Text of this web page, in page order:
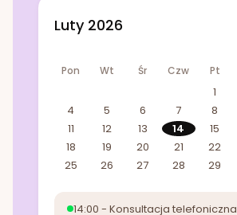
Luty 2026
Pon Wt Śr Czw Pt
1
4
5 6 7 8
11
12 13 14 15
18
19 20 21 22
25
26 27 28 29
14:00 - Konsultacja telefoniczna